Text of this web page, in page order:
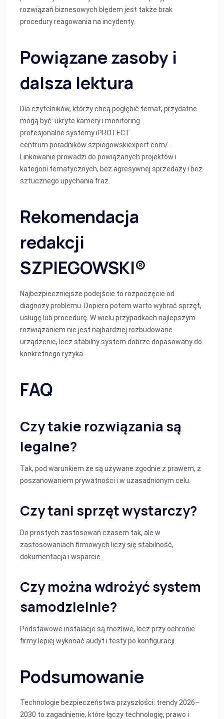
rozwiązań biznesowych błędem jest także brak
procedury reagowania na incydenty.
Powiązane zasoby i
dalsza lektura
Dla czytelników, którzy chcą pogłębić temat, przydatne
mogą być: ukryte kamery i monitoring
profesjonalne systemy iPROTECT
centrum poradników szpiegowskiexpert.com/
Linkowanie prowadzi do powiązanych projektów i
kategorii tematycznych, bez agresywnej sprzedaży i bez
sztucznego upychania fraz.
Rekomendacja
redakcji
SZPIEGOWSKI®
Najbezpieczniejsze podejście to rozpoczęcie od
diagnozy problemu. Dopiero potem warto wybrać sprzęt,
usługę lub procedurę. W wielu przypadkach najlepszym
rozwiązaniem nie jest najbardziej rozbudowane
urządzenie, lecz stabilny system dobrze dopasowany do
konkretnego ryzyka.
FAQ
Czy takie rozwiązania są
legalne?
Tak, pod warunkiem że są używane zgodnie z prawem, z
poszanowaniem prywatności i w uzasadnionym celu.
Czy tani sprzęt wystarczy?
Do prostych zastosowań czasem tak, ale w
zastosowaniach firmowych liczy się stabilność,
dokumentacja i wsparcie.
Czy można wdrożyć system
samodzielnie?
Podstawowe instalacje są możliwe, lecz przy ochronie
firmy lepiej wykonać audyt i testy po konfiguracji.
Podsumowanie
Technologie bezpieczeństwa przyszłości: trendy 2026–
2030 to zagadnienie, które łączy technologię, prawo i